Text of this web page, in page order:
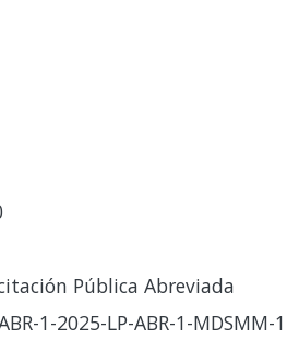
Pública Abreviada
1-2025-LP-ABR-1-MDSMM-1